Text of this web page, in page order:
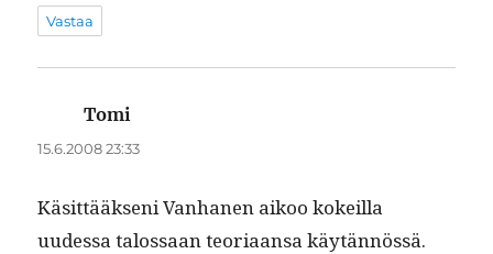
Vastaa
Tomi
15.6.2008 23:33
Käsit­tääk­seni Van­hanen aikoo kokeil­la
uudessa talos­saan teo­ri­aansa käytän­nössä.